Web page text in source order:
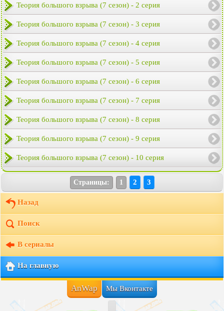
Теория большого взрыва (7 сезон) - 2 серия
Теория большого взрыва (7 сезон) - 3 серия
Теория большого взрыва (7 сезон) - 4 серия
Теория большого взрыва (7 сезон) - 5 серия
Теория большого взрыва (7 сезон) - 6 серия
Теория большого взрыва (7 сезон) - 7 серия
Теория большого взрыва (7 сезон) - 8 серия
Теория большого взрыва (7 сезон) - 9 серия
Теория большого взрыва (7 сезон) - 10 серия
Страницы: 1 2 3
Назад
Поиск
В сериалы
На главную
AnWap Мы Вконтакте